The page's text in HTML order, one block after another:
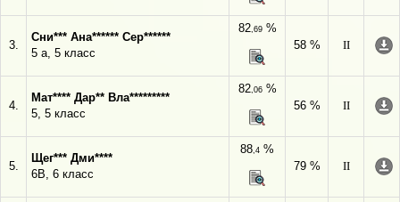
3.
Сни*** Ана****** Сер******
5 а, 5 класс
82,69%
58 %
II
4.
Мат**** Дар** Вла*********
5, 5 класс
82,06%
56 %
II
5.
Щег*** Дми****
6В, 6 класс
88,4 %
79 %
II